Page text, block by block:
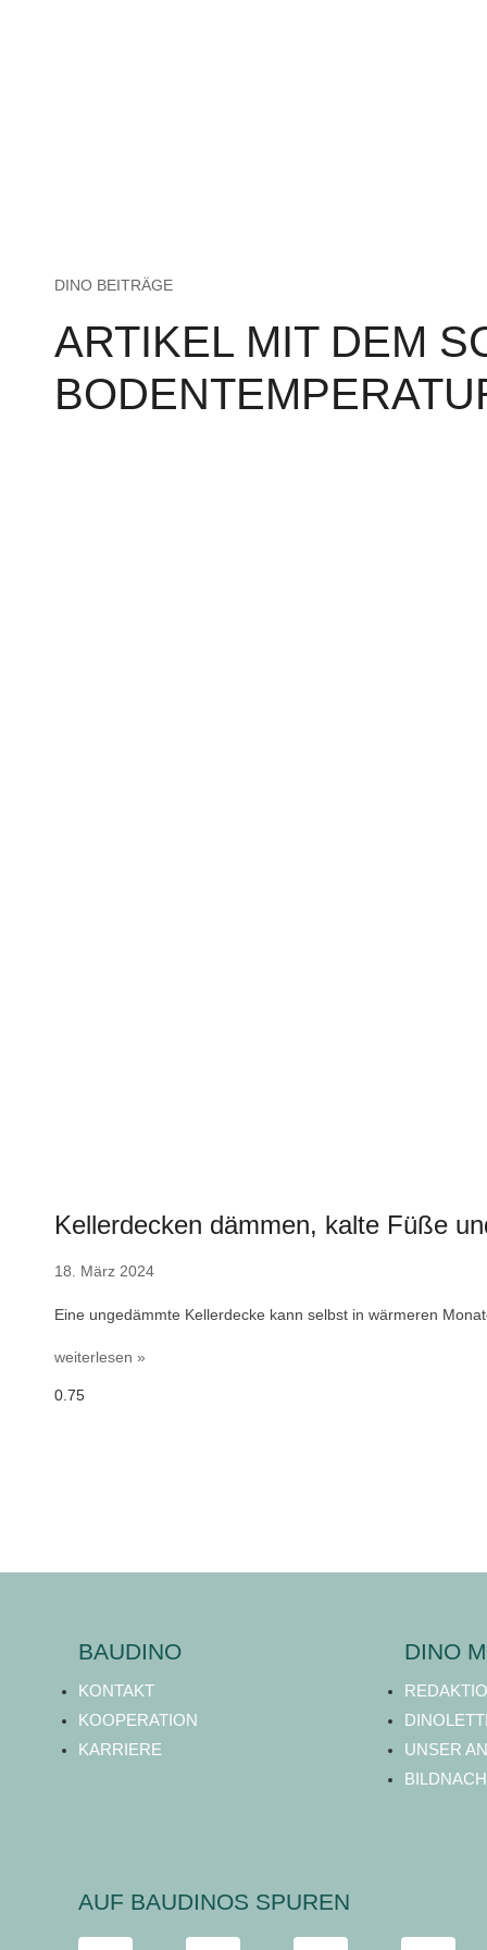
DINO BEITRÄGE
ARTIKEL MIT DEM
Kellerdecken dämmen, kalte Füße
18. März 2024
Eine ungedämmte Kellerdecke kann selbst in wärmeren
weiterlesen »
BAUDINO
KONTAKT
KOOPERATION
KARRIERE
DINO
UNSER
AUF BAUDINOS SPUREN